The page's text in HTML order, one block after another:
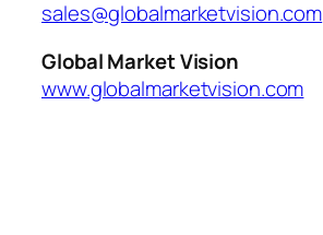
sales@globalmarketvision.com
Global Market Vision
www.globalmarketvision.com